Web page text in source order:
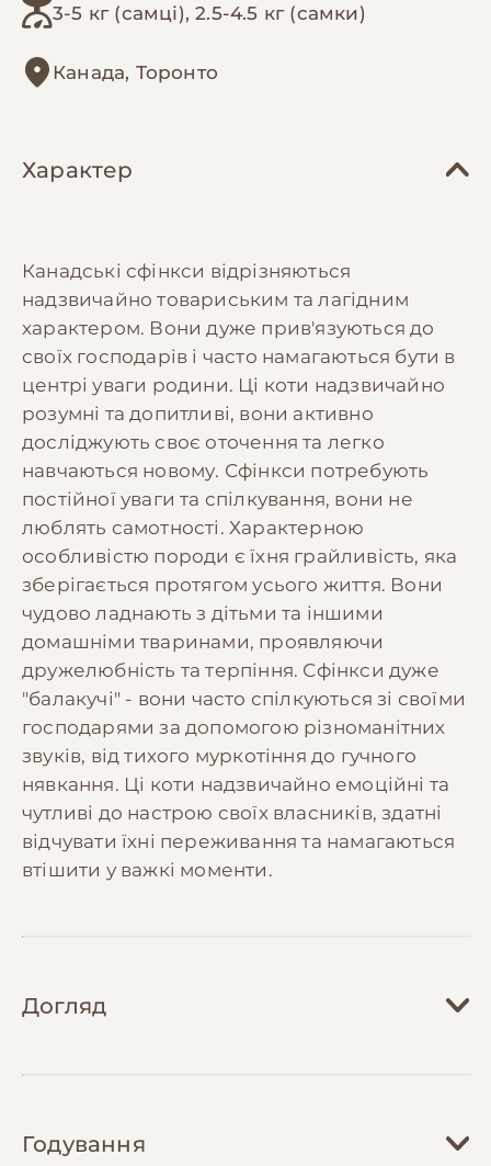
3-5 кг (самці), 2.5-4.5 кг (самки)
Канада, Торонто
Характер
Канадські сфінкси відрізняються
надзвичайно товариським та лагідним
характером. Вони дуже прив'язуються до
своїх господарів і часто намагаються бути в
центрі уваги родини. Ці коти надзвичайно
розумні та допитливі, вони активно
досліджують своє оточення та легко
навчаються новому. Сфінкси потребують
постійної уваги та спілкування, вони не
люблять самотності. Характерною
особливістю породи є їхня грайливість, яка
зберігається протягом усього життя. Вони
чудово ладнають з дітьми та іншими
домашніми тваринами, проявляючи
дружелюбність та терпіння. Сфінкси дуже
"балакучі" - вони часто спілкуються зі своїми
господарями за допомогою різноманітних
звуків, від тихого муркотіння до гучного
нявкання. Ці коти надзвичайно емоційні та
чутливі до настрою своїх власників, здатні
відчувати їхні переживання та намагаються
втішити у важкі моменти.
Догляд
особливості через відсутність шерсті. Їхня
Годування